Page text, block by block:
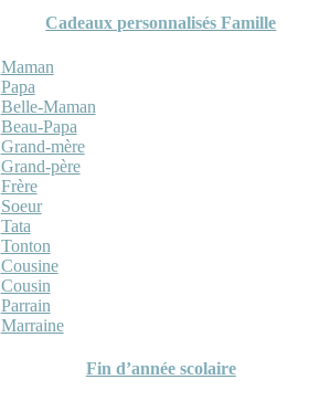
Cadeaux personnalisés Famille
Maman
Papa
Belle-Maman
Beau-Papa
Grand-mère
Grand-père
Frère
Soeur
Tata
Tonton
Cousine
Cousin
Parrain
Marraine
Fin d’année scolaire